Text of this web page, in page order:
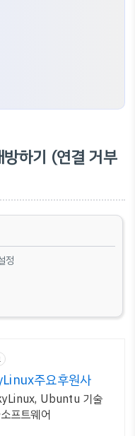
하기 (연결 거부
정
주요후원사
Ubuntu 기술
프트웨어